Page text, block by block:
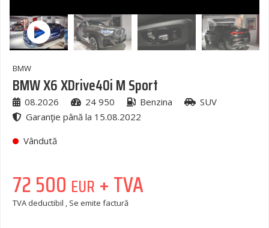
BMW
BMW X6 XDrive40i M Sport
08.2026 24 950 Benzina
SUV
Garanţie până la 15.08.2022
Vândută
72 500 EUR + TVA
TVA deductibil , Se emite factură